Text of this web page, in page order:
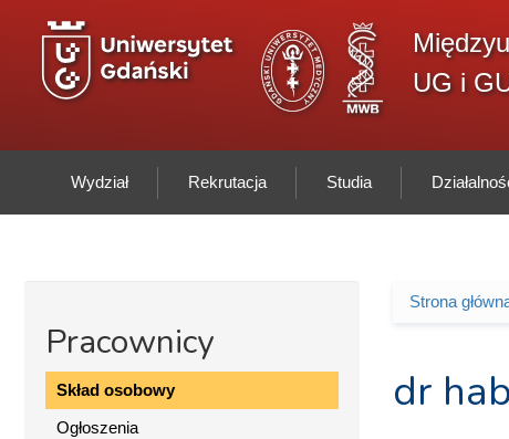
UG i
Wydział Rekrutacja Studia
Pracownicy
Skład osobowy
Ogłoszenia
Jesteś
Strona
dr